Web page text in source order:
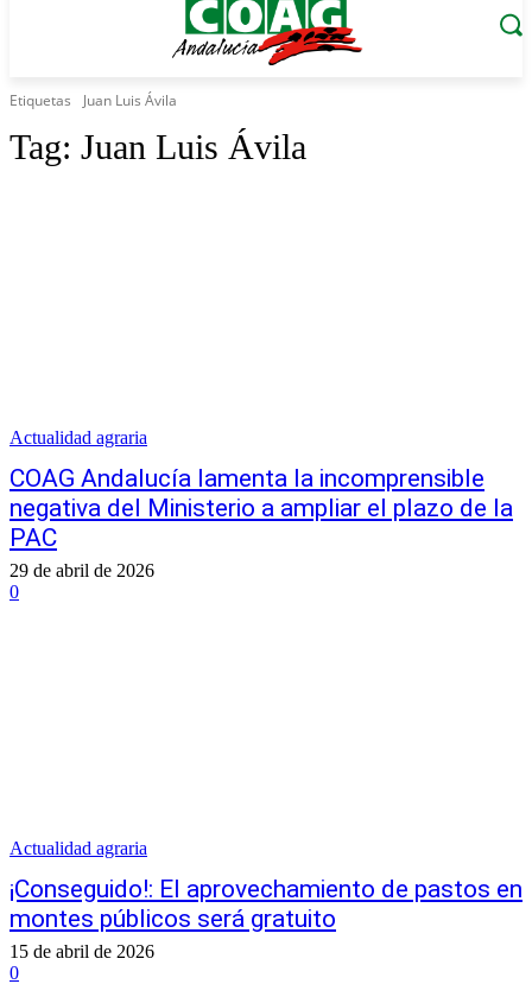
Etiquetas Juan Luis Ávila
Tag: Juan Luis Ávila
Actualidad agraria
COAG Andalucía lamenta la incomprensible
negativa del Ministerio a ampliar el plazo de la
PAC
29 de abril de 2026
0
Actualidad agraria
¡Conseguido!: El aprovechamiento de pastos en
montes públicos será gratuito
15 de abril de 2026
0